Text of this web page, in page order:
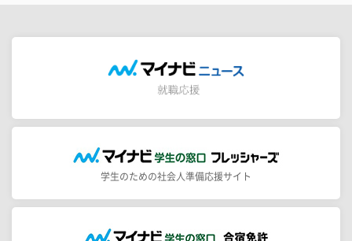
学生のための社会人準備応援サイト